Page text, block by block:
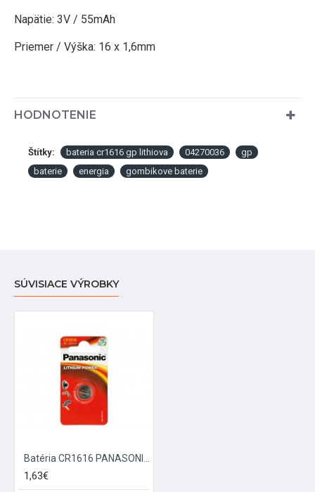
Napätie: 3V / 55mAh
Priemer / Výška: 16 x 1,6mm
HODNOTENIE
Štítky: bateria cr1616 gp lithiova 04270036
gp
baterie
energia gombikove baterie
SÚVISIACE VÝROBKY
1,63€